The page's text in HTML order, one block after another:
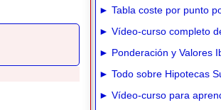
► Tabla coste por punto
► Vídeo-curso completo
► Ponderación y Valores
► Todo sobre Hipotecas
► Vídeo-curso para